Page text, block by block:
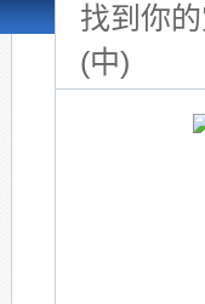
找到你
(中)